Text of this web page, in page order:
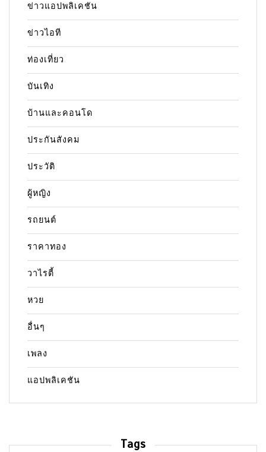
ข่าวแอปพลิเคชัน
ข่าวไอที
ท่องเที่ยว
บันเทิง
บ้านและคอนโด
ประกันสังคม
ประวัติ
ผู้หญิง
รถยนต์
ราคาทอง
วาไรตี้
หวย
อื่นๆ
เพลง
แอปพลิเคชัน
Tags